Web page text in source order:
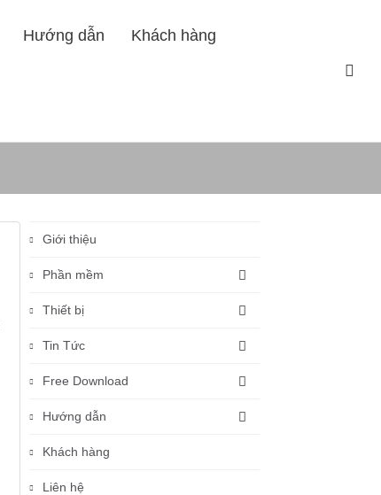
Hướng dẫn Khách hàng
Giới thiệu
Phần mềm
Thiết bị
Tin Tức
Free Download
Hướng dẫn
Khách hàng
Liên hệ